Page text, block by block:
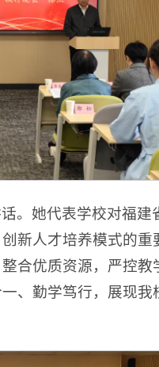
。她代表学校对福建
新人才培养模式的
合优质资源，严控
、勤学笃行，展现